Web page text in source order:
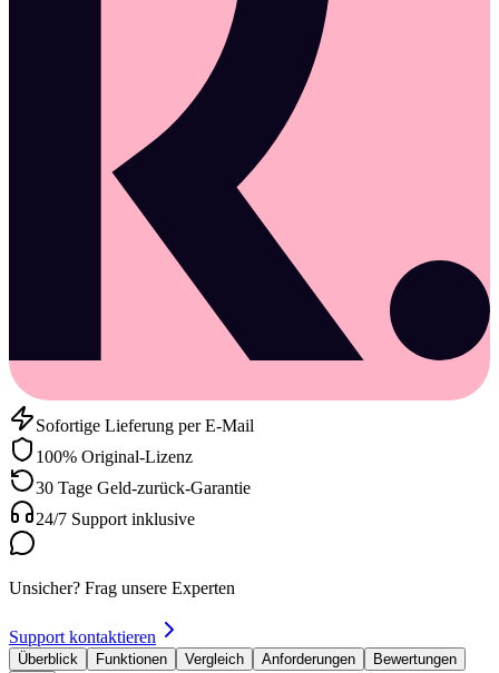
Sofortige Lieferung per E-Mail
100% Original-Lizenz
30 Tage Geld-zurück-Garantie
24/7 Support inklusive
Unsicher? Frag unsere Experten
Support kontaktieren
Überblick Funktionen Vergleich Anforderungen
Bewertungen